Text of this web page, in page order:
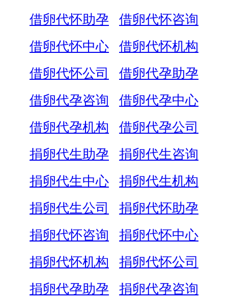
借卵代怀助孕
借卵代怀咨询
借卵代怀中心
借卵代怀机构
借卵代怀公司
借卵代孕助孕
借卵代孕咨询
借卵代孕中心
借卵代孕机构
借卵代孕公司
捐卵代生助孕
捐卵代生咨询
捐卵代生中心
捐卵代生机构
捐卵代生公司
捐卵代怀助孕
捐卵代怀咨询
捐卵代怀中心
捐卵代怀机构
捐卵代怀公司
捐卵代孕助孕
捐卵代孕咨询